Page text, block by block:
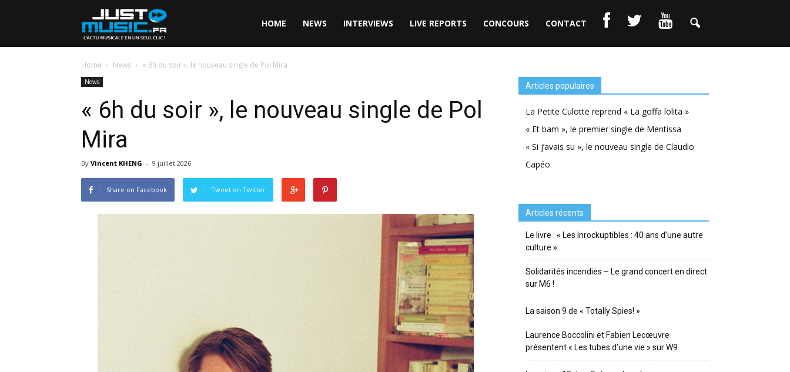
HOME NEWS INTERVIEWS LIVE REPORTS CONCOURS CONTACT
Home News « 6h du soir », le nouveau single de Pol Mira
News
« 6h du soir », le nouveau single de Pol
Mira
By Vincent KHENG - 9 juillet 2026
Share on Facebook Tweet on Twitter
Articles populaires
La Petite Culotte reprend « La goffa lolita »
« Et bam », le premier single de Mentissa
« Si j’avais su », le nouveau single de Claudio
Capéo
Articles récents
Le livre : « Les Inrockuptibles : 40 ans d’une autre
culture »
Solidarités incendies – Le grand concert en direct
sur M6 !
La saison 9 de « Totally Spies! »
Laurence Boccolini et Fabien Lecœuvre
présentent « Les tubes d’une vie » sur W9